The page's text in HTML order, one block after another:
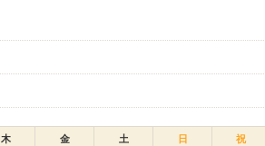
木 金 土 日 祝